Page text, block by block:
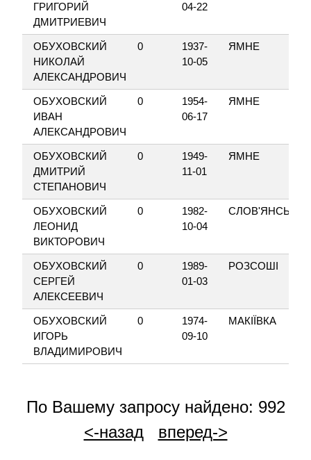
ГРИГОРИЙ
ДМИТРИЕВИЧ
04-22
ОБУХОВСКИЙ
НИКОЛАЙ
АЛЕКСАНДРОВИЧ
0
1937-
10-05
ЯМНЕ
ОБУХОВСКИЙ
ИВАН
АЛЕКСАНДРОВИЧ
0
1954-
06-17
ЯМНЕ
ОБУХОВСКИЙ
ДМИТРИЙ
СТЕПАНОВИЧ
0
1949-
11-01
ЯМНЕ
ОБУХОВСКИЙ
ЛЕОНИД
ВИКТОРОВИЧ
0
1982-
10-04
СЛОВ'ЯНСЬК
ОБУХОВСКИЙ
СЕРГЕЙ
АЛЕКСЕЕВИЧ
0
1989-
01-03
РОЗСОШІ
ОБУХОВСКИЙ
ИГОРЬ
ВЛАДИМИРОВИЧ
0
1974-
09-10
МАКІЇВКА
По Вашему запросу найдено: 992
<-назад
вперед->